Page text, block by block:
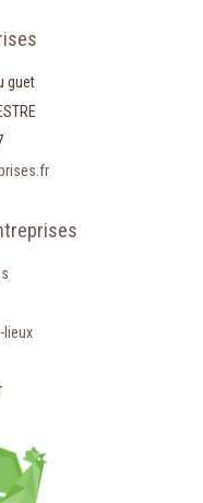
guet
lieux